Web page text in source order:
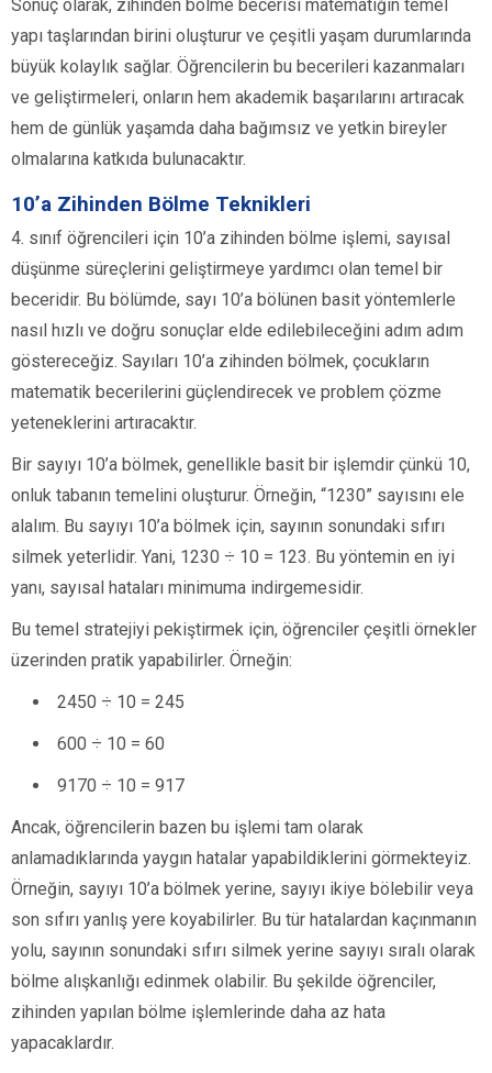
Sonuç olarak, zihinden bölme becerisi matematiğin temel
yapı taşlarından birini oluşturur ve çeşitli yaşam durumlarında
büyük kolaylık sağlar. Öğrencilerin bu becerileri kazanmaları
ve geliştirmeleri, onların hem akademik başarılarını artıracak
hem de günlük yaşamda daha bağımsız ve yetkin bireyler
olmalarına katkıda bulunacaktır.
10’a Zihinden Bölme Teknikleri
4. sınıf öğrencileri için 10’a zihinden bölme işlemi, sayısal
düşünme süreçlerini geliştirmeye yardımcı olan temel bir
beceridir. Bu bölümde, sayı 10’a bölünen basit yöntemlerle
nasıl hızlı ve doğru sonuçlar elde edilebileceğini adım adım
göstereceğiz. Sayıları 10’a zihinden bölmek, çocukların
matematik becerilerini güçlendirecek ve problem çözme
yeteneklerini artıracaktır.
Bir sayıyı 10’a bölmek, genellikle basit bir işlemdir çünkü 10,
onluk tabanın temelini oluşturur. Örneğin, “1230” sayısını ele
alalım. Bu sayıyı 10’a bölmek için, sayının sonundaki sıfırı
silmek yeterlidir. Yani, 1230 ÷ 10 = 123. Bu yöntemin en iyi
yanı, sayısal hataları minimuma indirgemesidir.
Bu temel stratejiyi pekiştirmek için, öğrenciler çeşitli örnekler
üzerinden pratik yapabilirler. Örneğin:
2450 ÷ 10 = 245
600 ÷ 10 = 60
9170 ÷ 10 = 917
Ancak, öğrencilerin bazen bu işlemi tam olarak
anlamadıklarında yaygın hatalar yapabildiklerini görmekteyiz.
Örneğin, sayıyı 10’a bölmek yerine, sayıyı ikiye bölebilir veya
son sıfırı yanlış yere koyabilirler. Bu tür hatalardan kaçınmanın
yolu, sayının sonundaki sıfırı silmek yerine sayıyı sıralı olarak
bölme alışkanlığı edinmek olabilir. Bu şekilde öğrenciler,
zihinden yapılan bölme işlemlerinde daha az hata
yapacaklardır.